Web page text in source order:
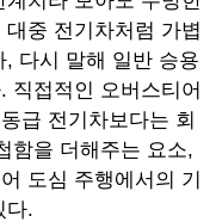
중 전기차처럼 가볍
다시 말해 일반 승용
직접적인 오버스티어
급 전기차보다는 회
함을 더해주는 요소,
도심 주행에서의 기
다.